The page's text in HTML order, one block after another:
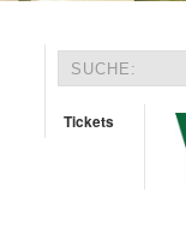
Tickets